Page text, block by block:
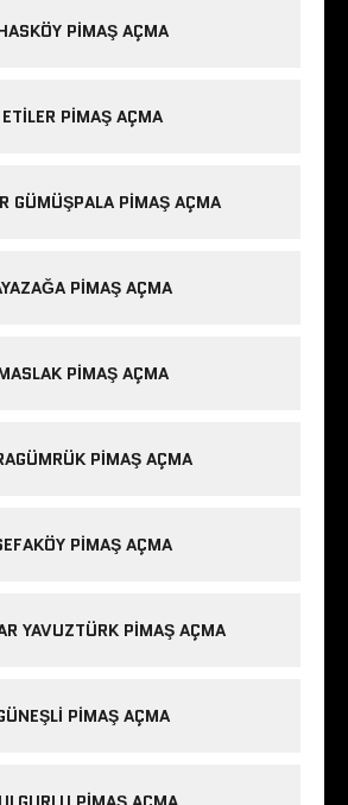
PIMAŞ AÇMA
ETILER PIMAŞ AÇMA
GÜMÜŞPALA PIMAŞ AÇMA
PIMAŞ AÇMA
PIMAŞ AÇMA
PIMAŞ AÇMA
PIMAŞ AÇMA
YAVUZTÜRK PIMAŞ AÇMA
PIMAŞ AÇMA